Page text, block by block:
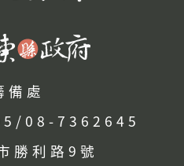
處
08-7362645
勝利路9號